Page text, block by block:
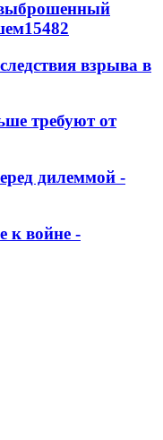
15482
взрыва в
требуют от
дилеммой -
к войне -